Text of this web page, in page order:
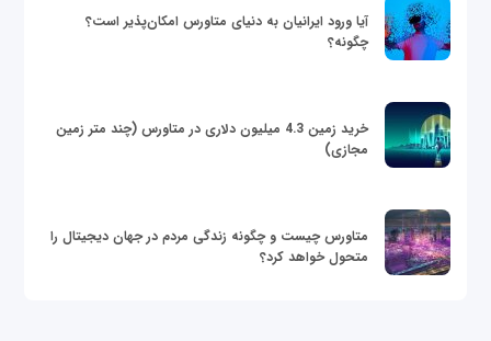
آیا ورود ایرانیان به دنیای متاورس امکان‌پذیر است؟
چگونه؟
خرید زمین 4.3 میلیون دلاری در متاورس (چند متر زمین
مجازی)
متاورس چیست و چگونه زندگی مردم در جهان دیجیتال را
متحول خواهد کرد؟